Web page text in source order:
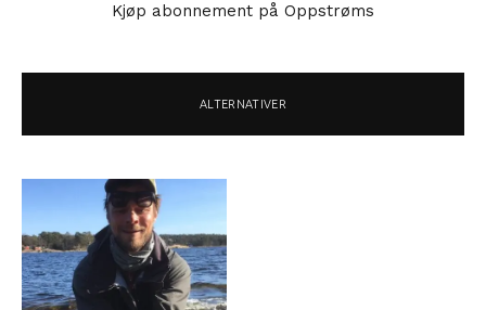
Kjøp abonnement på Oppstrøms
ALTERNATIVER